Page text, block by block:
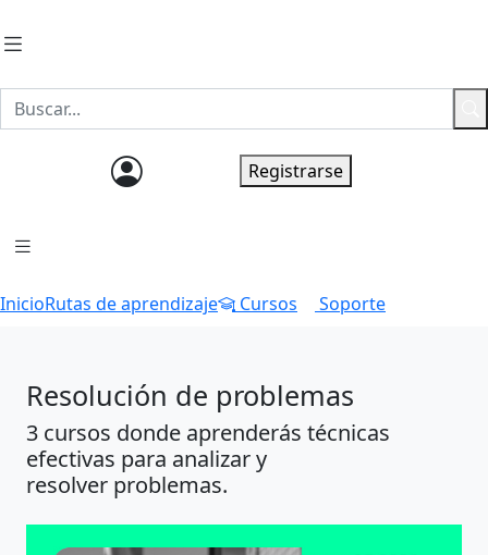
Registrarse
InicioRutas de aprendizaje Cursos Soporte
Resolución de problemas
3 cursos donde aprenderás técnicas
efectivas para analizar y
resolver problemas.